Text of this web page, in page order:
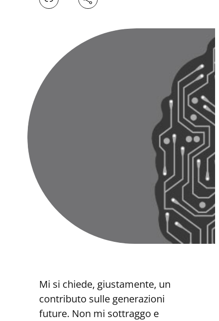
Mi si chiede, giustamente, un
contributo sulle generazioni
future. Non mi sottraggo e